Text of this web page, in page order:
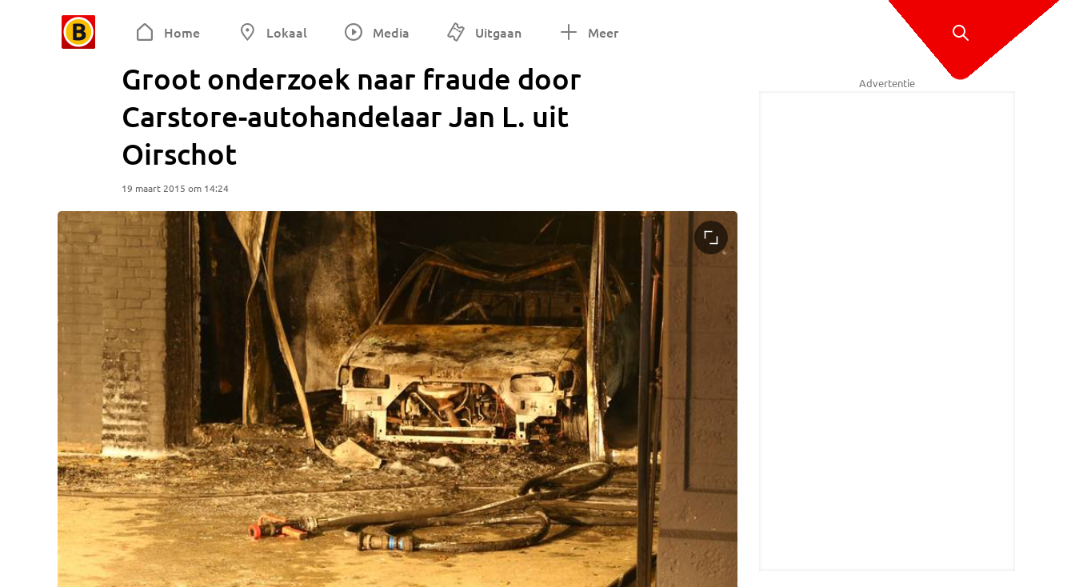
Home Lokaal Media Uitgaan Meer
Groot onderzoek naar fraude door
Carstore-autohandelaar Jan L. uit
Oirschot
19 maart 2015 om 14:24
Advertentie